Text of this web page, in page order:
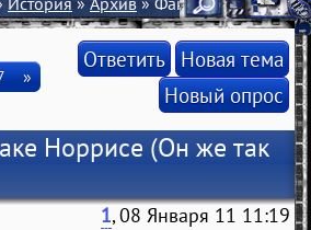
»
Ответить Новая тема
Новый опрос
Норрисе (Он же так
1, 08 Января 11 11:19